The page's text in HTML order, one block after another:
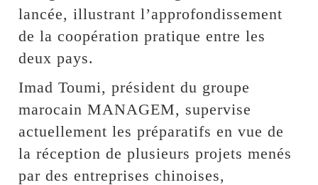
lancée, illustrant l’approfondissement
de la coopération pratique entre les
deux pays.
Imad Toumi, président du groupe
marocain MANAGEM, supervise
actuellement les préparatifs en vue de
la réception de plusieurs projets menés
par des entreprises chinoises,